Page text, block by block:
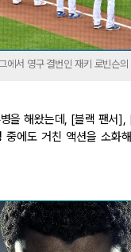
에서 영구 결번인 재키 로빈슨
에도 거친 액션을 소화